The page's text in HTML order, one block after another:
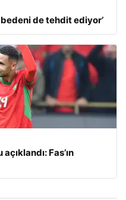
bedeni de tehdit ediyor’
Fas’ın